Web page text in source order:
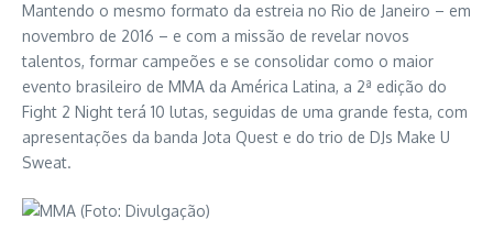
Mantendo o mesmo formato da estreia no Rio de Janeiro – em
novembro de 2016 – e com a missão de revelar novos
talentos, formar campeões e se consolidar como o maior
evento brasileiro de MMA da América Latina, a 2ª edição do
Fight 2 Night terá 10 lutas, seguidas de uma grande festa, com
apresentações da banda Jota Quest e do trio de DJs Make U
Sweat.